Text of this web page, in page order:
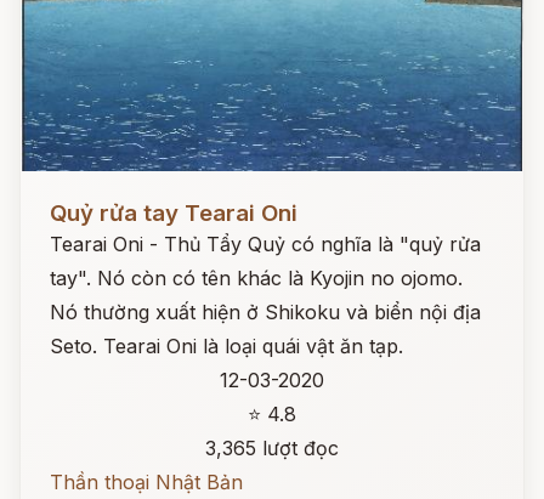
Quỷ rửa tay Tearai Oni
Tearai Oni - Thủ Tẩy Quỷ có nghĩa là "quỷ rửa
tay". Nó còn có tên khác là Kyojin no ojomo.
Nó thường xuất hiện ở Shikoku và biển nội địa
Seto. Tearai Oni là loại quái vật ăn tạp.
12-03-2020
⭐ 4.8
3,365 lượt đọc
Thần thoại Nhật Bản